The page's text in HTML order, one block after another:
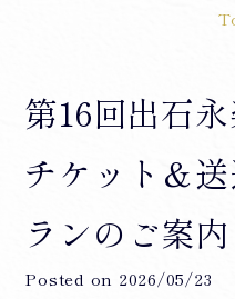
第16回出石
チケット＆
ランのご案内
Posted on 2026/05/23